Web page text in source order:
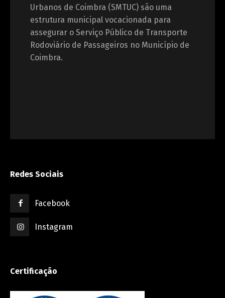
Urbanos de Coimbra (SMTUC) são uma
estrutura municipal vocacionada para
assegurar o Serviço Público de Transporte
Rodoviário de Passageiros no Município de
Coimbra.
Redes Sociais
Facebook
Instagram
Certificação